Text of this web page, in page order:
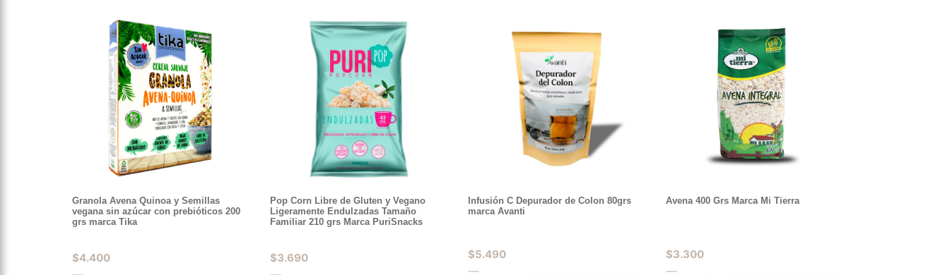
Granola Avena Quinoa y Semillas
vegana sin azúcar con prebióticos 200
grs marca Tika
$4.400
Pop Corn Libre de Gluten y Vegano
Ligeramente Endulzadas Tamaño
Familiar 210 grs Marca PuriSnacks
$3.690
Infusión C Depurador de Colon 80grs
marca Avanti
$5.490
Avena 400 Grs Marca Mi Tierra
$3.300